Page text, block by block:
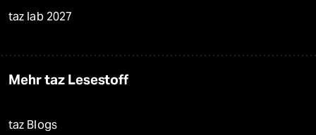
taz lab 2027
Mehr taz Lesestoff
taz Blogs